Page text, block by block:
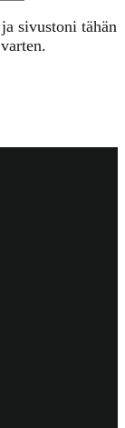
sivustoni tähän